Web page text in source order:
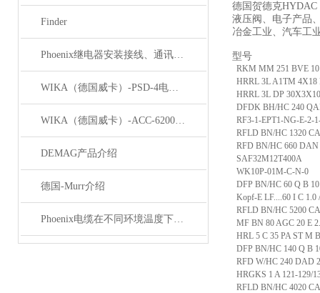
Finder
Phoenix继电器安装接线、通讯集成与故障诊断指南
WIKA（德国威卡）-PSD-4电子压力开关
WIKA（德国威卡）-ACC-6200系列压力变送器简介
DEMAG产品介绍
德国-Murr介绍
Phoenix电缆在不同环境温度下的性能表现如何？
德国贺德克HYDAC
液压阀、电子产品
冶金工业、汽车工
型号
RKM MM 251 BVE
HRRL 3L A1TM 4X18
HRRL 3L DP
DFDK BH/HC 240
RF3-1-EPT1-NG-E-2-
RFLD BN/HC 1320
RFD BN/HC 660 DAN
SAF32M12T400A
WK10P-01M-C-N-0
DFP BN/HC 60 Q B
Kopf-E LF....60 I C 1.0
RFLD BN/HC 5200
MF BN 80 AGC 20 E
HRL 5 C 35 PA ST M
DFP BN/HC 140 Q B
RFD W/HC 240 DAD
HRGKS 1 A 121-129/
RFLD BN/HC 4020